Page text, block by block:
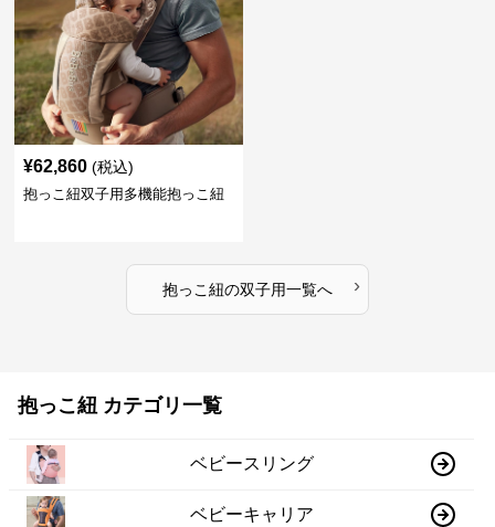
¥62,860 (税込)
抱っこ紐双子用多機能抱っこ紐
抱っこ紐の双子用一覧へ ›
抱っこ紐 カテゴリ一覧
ベビースリング
ベビーキャリア